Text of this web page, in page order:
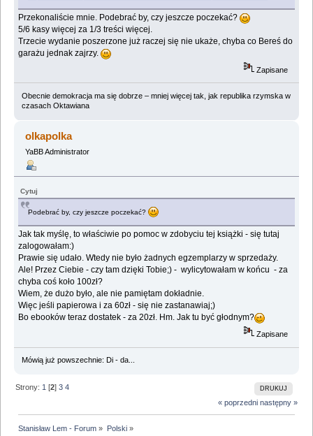
Przekonaliście mnie. Podebrać by, czy jeszcze poczekać?
5/6 kasy więcej za 1/3 treści więcej.
Trzecie wydanie poszerzone już raczej się nie ukaże, chyba co Bereś do
garażu jednak zajrzy.
Zapisane
Obecnie demokracja ma się dobrze – mniej więcej tak, jak republika rzymska w
czasach Oktawiana
olkapolka
YaBB Administrator
Cytuj
Podebrać by, czy jeszcze poczekać?
Jak tak myślę, to właściwie po pomoc w zdobyciu tej książki - się tutaj
zalogowałam:)
Prawie się udało. Wtedy nie było żadnych egzemplarzy w sprzedaży.
Ale! Przez Ciebie - czy tam dzięki Tobie;) - wylicytowałam w końcu - za
chyba coś koło 100zł?
Wiem, że dużo było, ale nie pamiętam dokładnie.
Więc jeśli papierowa i za 60zł - się nie zastanawiaj;)
Bo ebooków teraz dostatek - za 20zł. Hm. Jak tu być głodnym?
Zapisane
Mówią już powszechnie: Di - da...
DRUKUJ
Strony:1 [2]3 4
« poprzedni następny »
Stanisław Lem - Forum » Polski»